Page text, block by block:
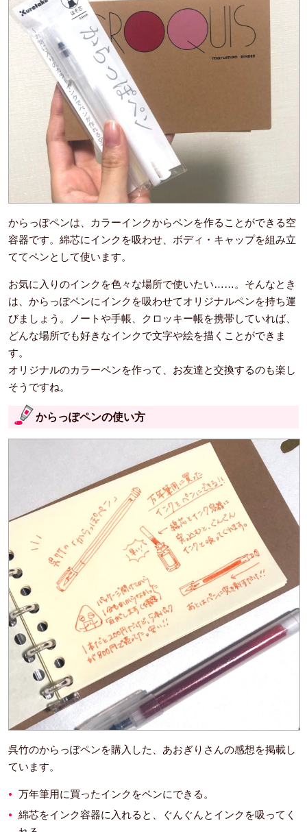
からっぽペンは、カラーインクからペンを作ることができる空
容器です。綿芯にインクを吸わせ、ボディ・キャップを組み立
ててペンとして使います。
お気に入りのインクを色々な場所で使いたい……。そんなとき
は、からっぽペンにインクを吸わせてオリジナルペンを持ち運
びましょう。ノートや手帳、クロッキー帳を携帯していれば、
どんな場所でも好きなインクで文字や絵を描くことができま
す。
オリジナルのカラーペンを作って、お友達と交換するのも楽し
そうですね。
からっぽペンの使い方
呉竹のからっぽペンを購入した、あおぎりさんの感想を掲載し
ています。
万年筆用に買ったインクをペンにできる。
綿芯をインク容器に入れると、ぐんぐんとインクを吸ってく